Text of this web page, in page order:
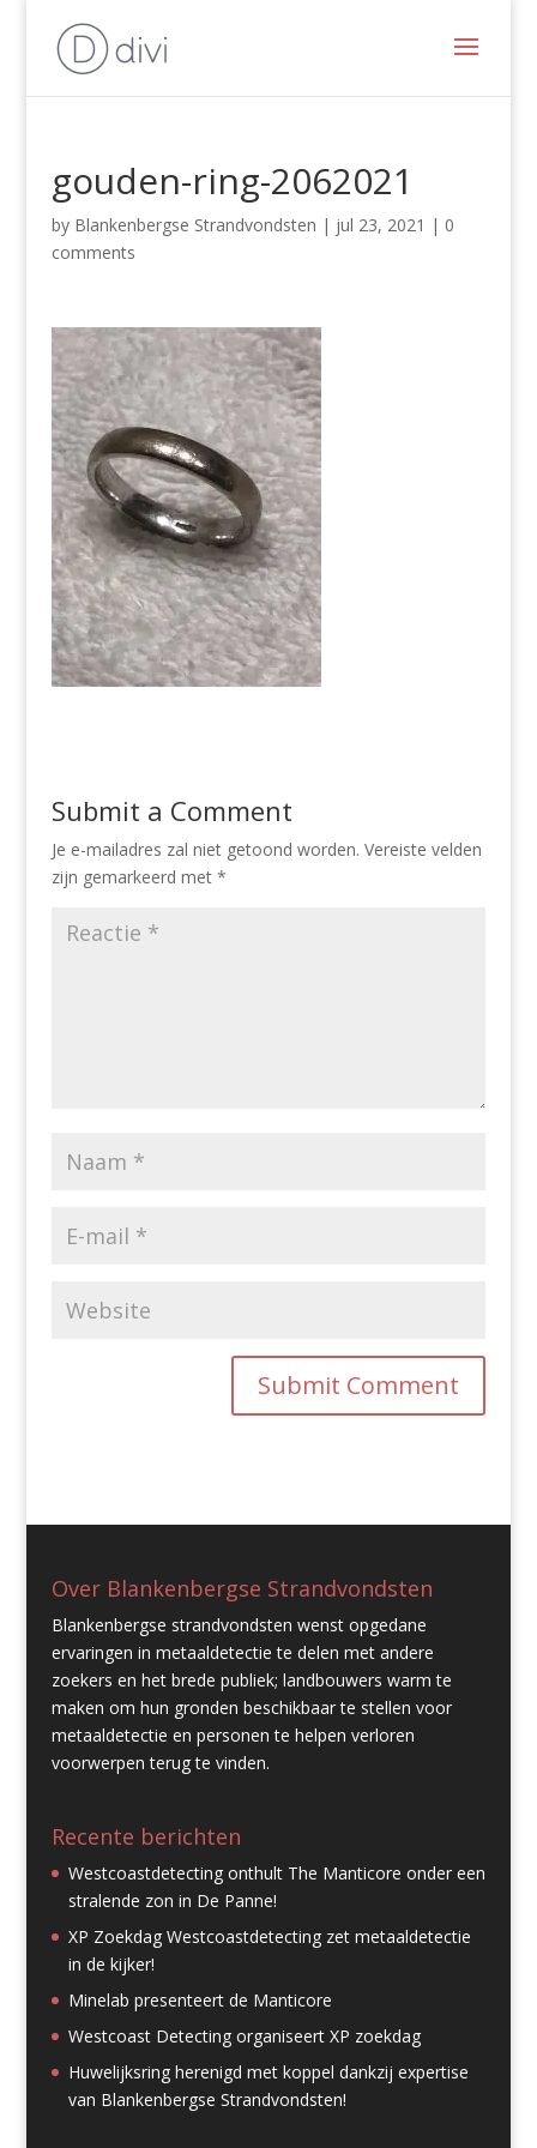
gouden-ring-2062021
by Blankenbergse Strandvondsten | jul 23, 2021 | 0
comments
Submit a Comment
Je e-mailadres zal niet getoond worden. Vereiste velden
zijn gemarkeerd met *
Over Blankenbergse Strandvondsten
Blankenbergse strandvondsten wenst opgedane
ervaringen in metaaldetectie te delen met andere
zoekers en het brede publiek; landbouwers warm te
maken om hun gronden beschikbaar te stellen voor
metaaldetectie en personen te helpen verloren
voorwerpen terug te vinden.
Recente berichten
Westcoastdetecting onthult The Manticore onder een
stralende zon in De Panne!
XP Zoekdag Westcoastdetecting zet metaaldetectie
in de kijker!
Minelab presenteert de Manticore
Westcoast Detecting organiseert XP zoekdag
Huwelijksring herenigd met koppel dankzij expertise
van Blankenbergse Strandvondsten!